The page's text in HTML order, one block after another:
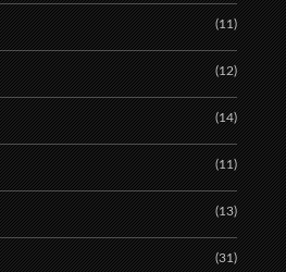
(11)
(12)
(14)
(11)
(13)
(31)